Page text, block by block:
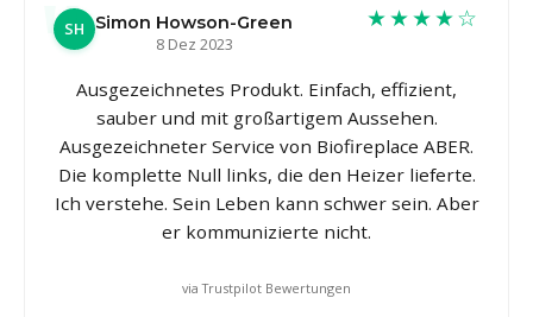
SH Simon Howson-Green
8 Dez 2023
★★★★☆
Ausgezeichnetes Produkt. Einfach, effizient,
sauber und mit großartigem Aussehen.
Ausgezeichneter Service von Biofireplace ABER.
Die komplette Null links, die den Heizer lieferte.
Ich verstehe. Sein Leben kann schwer sein. Aber
er kommunizierte nicht.
via Trustpilot Bewertungen